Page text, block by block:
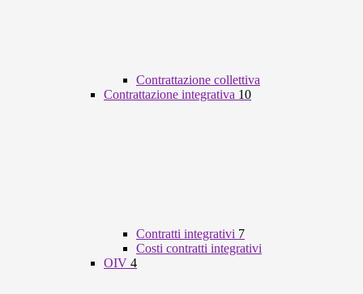
Contrattazione collettiva
Contrattazione integrativa 10
Contratti integrativi 7
Costi contratti integrativi
OIV 4